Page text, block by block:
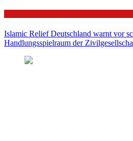
Islamic Relief Deutschland warnt vor
Handlungsspielraum der